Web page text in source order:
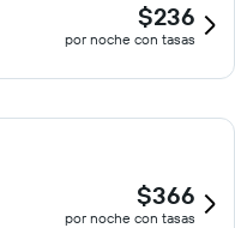
$236
por noche con tasas
$366
por noche con tasas